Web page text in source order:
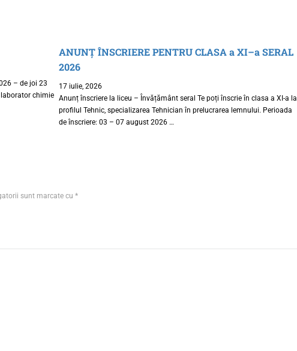
– de joi 23
chimie
ANUNȚ ÎNSCRIERE PENTRU CLASA a XI–a SERAL
2026
17 iulie, 2026
Anunț înscriere la liceu – Învățământ seral Te poți înscrie în clasa a XI-a la
profilul Tehnic, specializarea Tehnician în prelucrarea lemnului. Perioada
de înscriere: 03 – 07 august 2026 …
sunt marcate cu *